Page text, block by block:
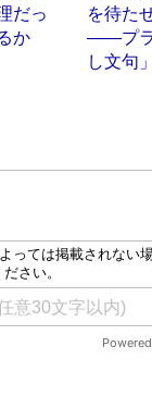
だっ
か
を待た
――プラ
し文句